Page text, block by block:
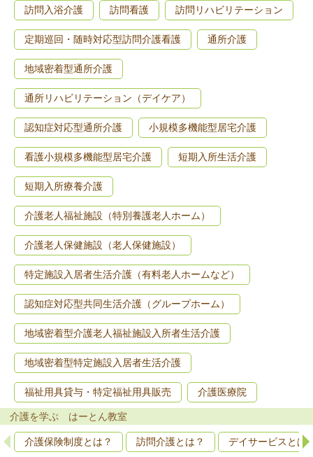
訪問入浴介護 訪問看護 訪問リハビリテーション
定期巡回・随時対応型訪問介護看護 通所介護
地域密着型通所介護
通所リハビリテーション（デイケア）
認知症対応型通所介護 小規模多機能型居宅介護
看護小規模多機能型居宅介護 短期入所生活介護
短期入所療養介護
介護老人福祉施設（特別養護老人ホーム）
介護老人保健施設（老人保健施設）
特定施設入居者生活介護（有料老人ホームなど）
認知症対応型共同生活介護（グループホーム）
地域密着型介護老人福祉施設入所者生活介護
地域密着型特定施設入居者生活介護
福祉用具貸与・特定福祉用具販売 介護医療院
介護を学ぶ はーとん教室
介護保険制度とは？ 訪問介護とは？ デイサービスとは